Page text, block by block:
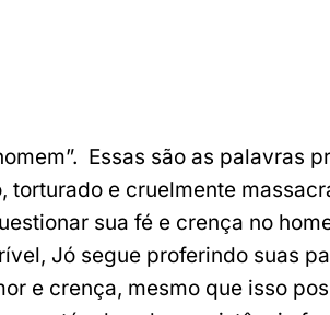
Essas são as palavras
torturado e cruelmente
sua fé e crença no
Jó segue proferindo suas
e crença, mesmo que isso